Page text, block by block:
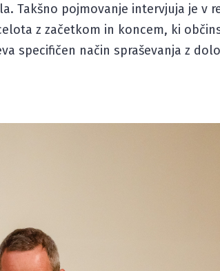
Takšno pojmovanje intervjuja je v
z začetkom in koncem, ki
specifičen način spraševanja z